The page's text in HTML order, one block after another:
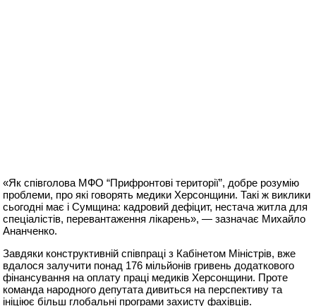
«Як співголова МФО “Прифронтові території”, добре розумію
проблеми, про які говорять медики Херсонщини. Такі ж виклики
сьогодні має і Сумщина: кадровий дефіцит, нестача житла для
спеціалістів, перевантаження лікарень», — зазначає Михайло
Ананченко.
Завдяки конструктивній співпраці з Кабінетом Міністрів, вже
вдалося залучити понад 176 мільйонів гривень додаткового
фінансування на оплату праці медиків Херсонщини. Проте
команда народного депутата дивиться на перспективу та
ініціює більш глобальні програми захисту фахівців.